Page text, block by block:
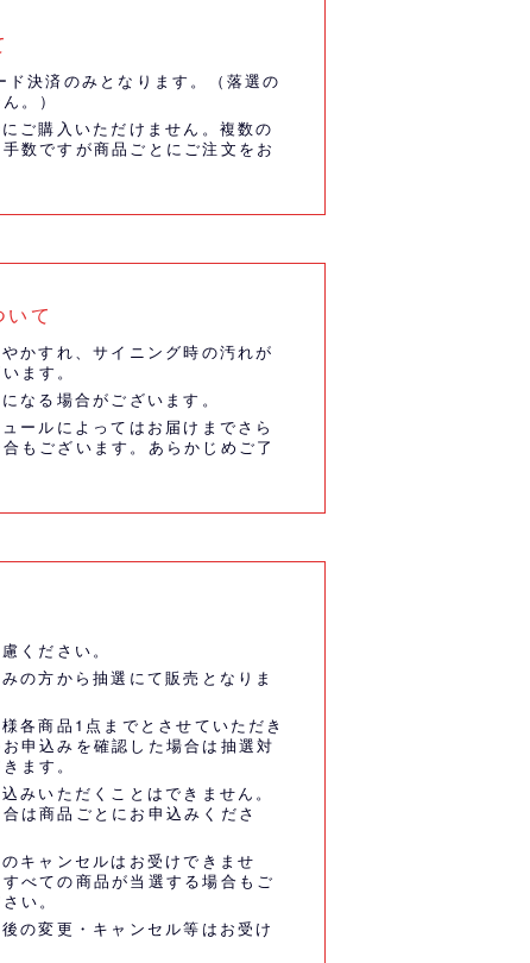
ド決済のみとなります。（落選の
。）
ご購入いただけません。複数の
数ですが商品ごとにご注文をお
て
かすれ、サイニング時の汚れが
ます。
なる場合がございます。
ールによってはお届けまでさら
もございます。あらかじめご了
ください。
の方から抽選にて販売となりま
各商品1点までとさせていただき
申込みを確認した場合は抽選対
ます。
みいただくことはできません。
は商品ごとにお申込みくださ
キャンセルはお受けできませ
べての商品が当選する場合もご
い。
の変更・キャンセル等はお受け